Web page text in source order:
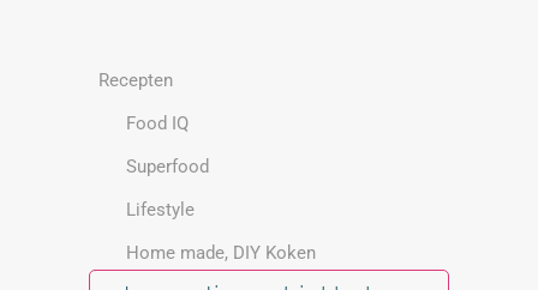
Recepten
Food IQ
Superfood
Lifestyle
Home made, DIY Koken